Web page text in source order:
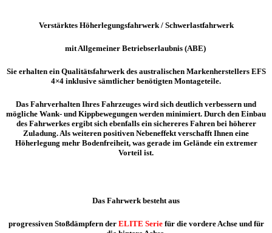
Verstärktes Höherlegungsfahrwerk / Schwerlastfahrwerk
mit Allgemeiner Betriebserlaubnis (ABE)
Sie erhalten ein Qualitätsfahrwerk des australischen Markenherstellers EFS
4×4 inklusive sämtlicher benötigten Montageteile.
Das Fahrverhalten Ihres Fahrzeuges wird sich deutlich verbessern und
mögliche Wank- und Kippbewegungen werden minimiert. Durch den Einbau
des Fahrwerkes ergibt sich ebenfalls ein sichereres Fahren bei höherer
Zuladung. Als weiteren positiven Nebeneffekt verschafft Ihnen eine
Höherlegung mehr Bodenfreiheit, was gerade im Gelände ein extremer
Vorteil ist.
Das Fahrwerk besteht aus
progressiven Stoßdämpfern derELITE Serie für die vordere Achse und für